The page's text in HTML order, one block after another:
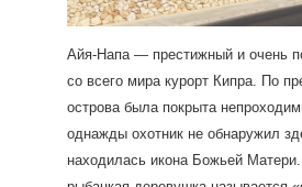
Айя-Напа — престижный и очень
со всего мира курорт Кипра. По
острова была покрыта
однажды охотник не обнаружил
находилась икона Божьей